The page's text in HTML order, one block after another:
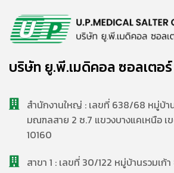
บริษัท ยู.พี.เมดิคอล ซอลเตอ
สํานักงานใหญ่ : เลขที่ 638/68 หมู่บ้
มณฑลสาย 2 ซ.7 แขวงบางแคเหนือ เ
10160
สาขา 1 : เลขที่ 30/122 หมู่บ้านรวมเ